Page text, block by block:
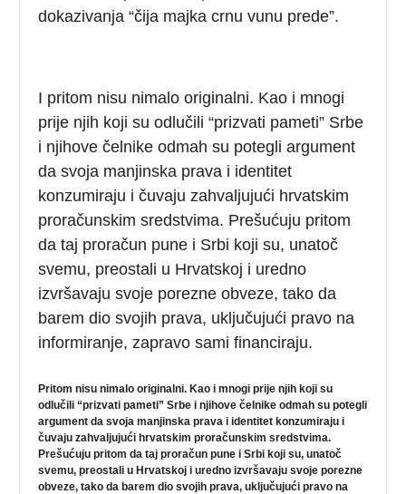
dokazivanja “čija majka crnu vunu prede”.
I pritom nisu nimalo originalni. Kao i mnogi
prije njih koji su odlučili “prizvati pameti” Srbe
i njihove čelnike odmah su potegli argument
da svoja manjinska prava i identitet
konzumiraju i čuvaju zahvaljujući hrvatskim
proračunskim sredstvima. Prešućuju pritom
da taj proračun pune i Srbi koji su, unatoč
svemu, preostali u Hrvatskoj i uredno
izvršavaju svoje porezne obveze, tako da
barem dio svojih prava, uključujući pravo na
informiranje, zapravo sami financiraju.
Pritom nisu nimalo originalni. Kao i mnogi prije njih koji su
odlučili “prizvati pameti” Srbe i njihove čelnike odmah su potegli
argument da svoja manjinska prava i identitet konzumiraju i
čuvaju zahvaljujući hrvatskim proračunskim sredstvima.
Prešućuju pritom da taj proračun pune i Srbi koji su, unatoč
svemu, preostali u Hrvatskoj i uredno izvršavaju svoje porezne
obveze, tako da barem dio svojih prava, uključujući pravo na